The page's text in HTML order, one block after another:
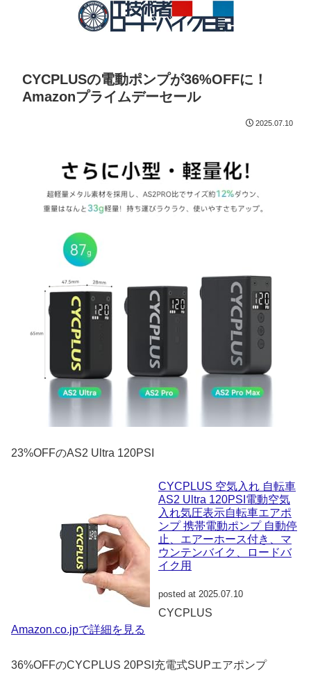
CYCPLUSの電動ポンプが36%OFFに！
Amazonプライムデーセール
2025.07.10
23%OFFのAS2 Ultra 120PSI
CYCPLUS 空気入れ 自転車
AS2 Ultra 120PSI電動空気
入れ気圧表示自転車エアポ
ンプ 携帯電動ポンプ 自動停
止、エアーホース付き、マ
ウンテンバイク、ロードバ
イク用
posted at 2025.07.10
CYCPLUS
Amazon.co.jpで詳細を見る
36%OFFのCYCPLUS 20PSI充電式SUPエアポンプ